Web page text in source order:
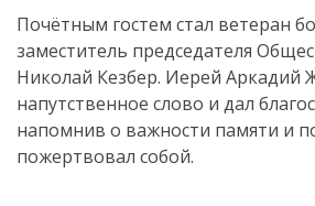
Почётным гостем стал ветеран
заместитель председателя
Николай Кезбер. Иерей Аркадий
напутственное слово и дал
напомнив о важности памяти и
пожертвовал собой.